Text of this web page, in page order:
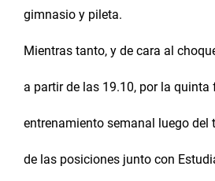
gimnasio y pileta.
Mientras tanto, y de cara al
a partir de las 19.10, por la
entrenamiento semanal luego
de las posiciones junto con